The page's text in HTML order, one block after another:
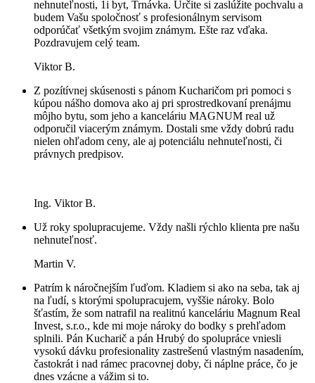
nehnuteľnosti, 1i byt, Trnávka. Určite si zaslúžite pochvalu a
budem Vašu spoločnosť s profesionálnym servisom
odporúčať všetkým svojim známym. Ešte raz vďaka.
Pozdravujem celý team.
Viktor B.
Z pozítívnej skúsenosti s pánom Kucharičom pri pomoci s
kúpou nášho domova ako aj pri sprostredkovaní prenájmu
môjho bytu, som jeho a kanceláriu MAGNUM real už
odporučil viacerým známym. Dostali sme vždy dobrú radu
nielen ohľadom ceny, ale aj potenciálu nehnuteľnosti, či
právnych predpisov.
Ing. Viktor B.
Už roky spolupracujeme. Vždy našli rýchlo klienta pre našu
nehnuteľnosť.
Martin V.
Patrím k náročnejším ľuďom. Kladiem si ako na seba, tak aj
na ľudí, s ktorými spolupracujem, vyššie nároky. Bolo
šťastím, že som natrafil na realitnú kanceláriu Magnum Real
Invest, s.r.o., kde mi moje nároky do bodky s prehľadom
splnili. Pán Kucharič a pán Hrubý do spolupráce vniesli
vysokú dávku profesionality zastrešenú vlastným nasadením,
častokrát i nad rámec pracovnej doby, či náplne práce, čo je
dnes vzácne a vážim si to.